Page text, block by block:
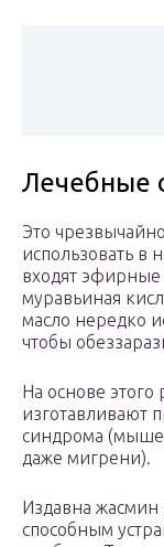
Лечебные
Это
использовать в
входят эфирные
муравьиная
масло нередко
чтобы
На основе этого
изготавливают
синдрома
даже мигрени).
Издавна жасмин
способным